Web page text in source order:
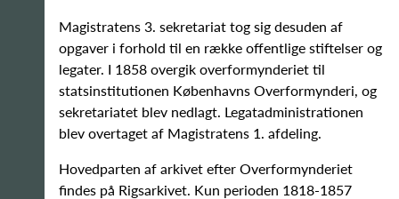
Magistratens 3. sekretariat tog sig desuden af
opgaver i forhold til en række offentlige stiftelser og
legater. I 1858 overgik overformynderiet til
statsinstitutionen Københavns Overformynderi, og
sekretariatet blev nedlagt. Legatadministrationen
blev overtaget af Magistratens 1. afdeling.
Hovedparten af arkivet efter Overformynderiet
findes på Rigsarkivet. Kun perioden 1818-1857